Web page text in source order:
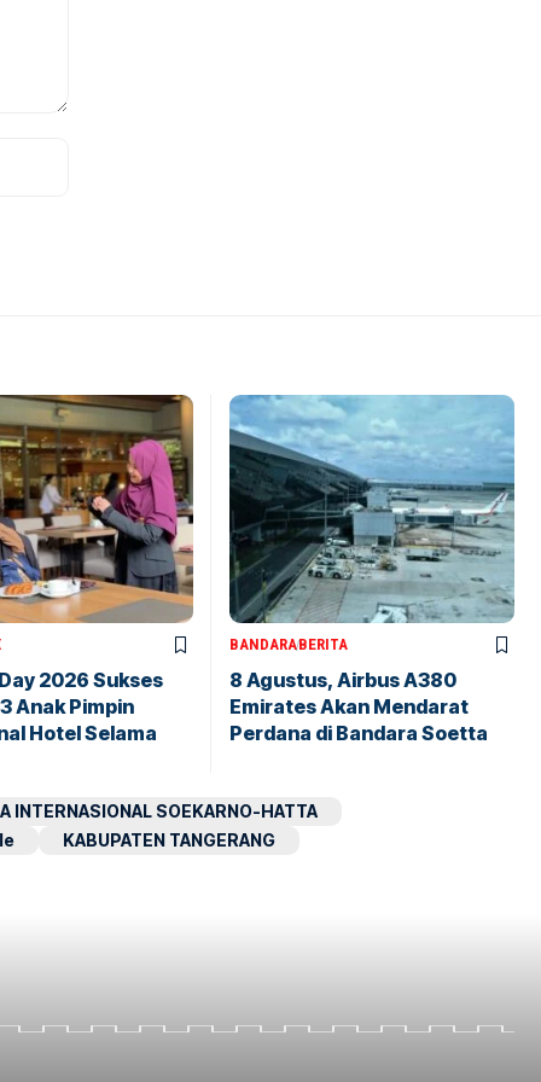
2026 Sukses
Anak Pimpin
Hotel Selama
BANDARABERITA
8 Agustus, Airbus A380
Emirates Akan Mendarat
Perdana di Bandara Soetta
INTERNASIONAL SOEKARNO-HATTA
KABUPATEN TANGERANG